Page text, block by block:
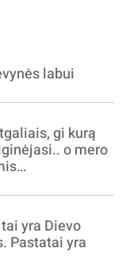
labui
gi kurą
o mero
vagia
stadionų
yra Dievo
Pastatai yra